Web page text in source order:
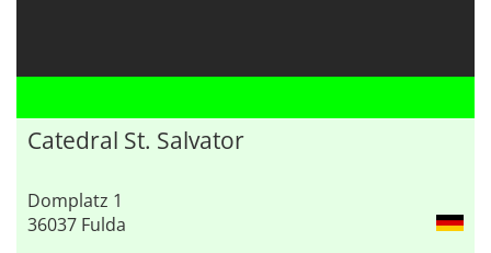
Catedral St. Salvator
Domplatz 1
36037 Fulda